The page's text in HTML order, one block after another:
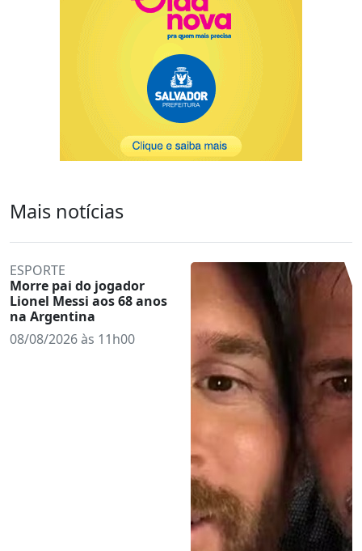
Mais notícias
ESPORTE
Morre pai do jogador
Lionel Messi aos 68 anos
na Argentina
08/08/2026 às 11h00